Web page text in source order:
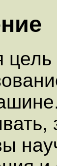
цель